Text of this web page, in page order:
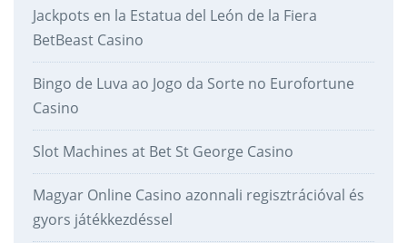
Jackpots en la Estatua del León de la Fiera
BetBeast Casino
Bingo de Luva ao Jogo da Sorte no Eurofortune
Casino
Slot Machines at Bet St George Casino
Magyar Online Casino azonnali regisztrációval és
gyors játékkezdéssel